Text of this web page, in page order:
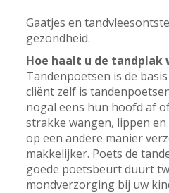
Gaatjes en
gezondheid.
Hoe haalt u de tandplak
Tandenpoetsen is de
cliënt zelf is
nogal eens hun hoofd af
strakke wangen, lippen
op een andere manier
makkelijker. Poets de
goede poetsbeurt duurt
mondverzorging bij uw